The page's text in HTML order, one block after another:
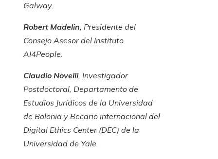
Galway.
Robert Madelin , Presidente del
Consejo Asesor del Instituto
AI4People.
Claudio Novelli, Investigador
Postdoctoral, Departamento de
Estudios Jurídicos de la Universidad
de Bolonia y Becario internacional del
Digital Ethics Center (DEC) de la
Universidad de Yale.